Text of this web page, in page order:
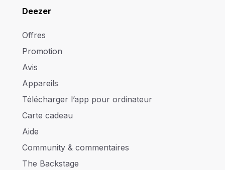
Deezer
Offres
Promotion
Avis
Appareils
Télécharger l’app pour ordinateur
Carte cadeau
Aide
Community & commentaires
The Backstage